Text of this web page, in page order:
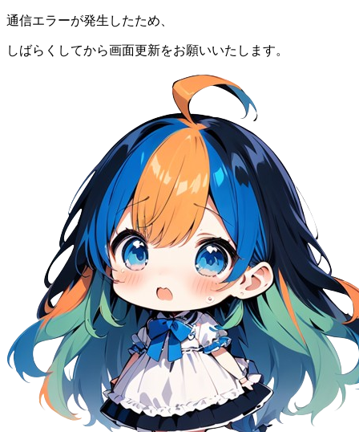
通信エラーが発生したため、
しばらくしてから画面更新をお願いいたします。